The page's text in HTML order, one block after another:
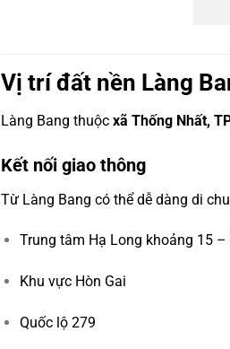
Vị trí đất nền Làng
Làng Bang thuộc xã Thống Nhất,
Kết nối giao thông
Từ Làng Bang có thể dễ dàng di
Trung tâm Hạ Long khoảng 15
Khu vực Hòn Gai
Quốc lộ 279